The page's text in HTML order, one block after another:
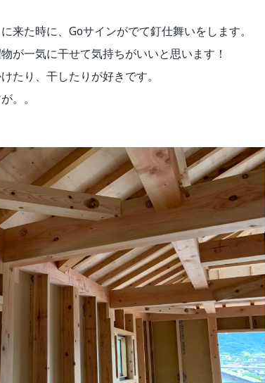
来た時に、Goサインがでて釘仕舞いをします。
が一気に干せて気持ちがいいと思います！
たり、干したりが好きです。
。。